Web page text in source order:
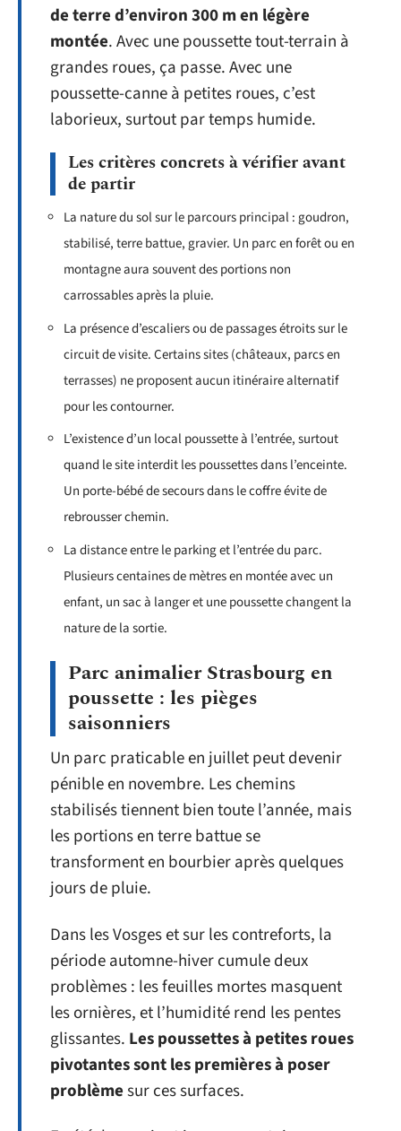
de terre d’environ 300 m en légère
montée. Avec une poussette tout-terrain à
grandes roues, ça passe. Avec une
poussette-canne à petites roues, c’est
laborieux, surtout par temps humide.
Les critères concrets à vérifier avant
de partir
La nature du sol sur le parcours principal : goudron,
stabilisé, terre battue, gravier. Un parc en forêt ou en
montagne aura souvent des portions non
carrossables après la pluie.
La présence d’escaliers ou de passages étroits sur le
circuit de visite. Certains sites (châteaux, parcs en
terrasses) ne proposent aucun itinéraire alternatif
pour les contourner.
L’existence d’un local poussette à l’entrée, surtout
quand le site interdit les poussettes dans l’enceinte.
Un porte-bébé de secours dans le coffre évite de
rebrousser chemin.
La distance entre le parking et l’entrée du parc.
Plusieurs centaines de mètres en montée avec un
enfant, un sac à langer et une poussette changent la
nature de la sortie.
Parc animalier Strasbourg en
poussette : les pièges
saisonniers
Un parc praticable en juillet peut devenir
pénible en novembre. Les chemins
stabilisés tiennent bien toute l’année, mais
les portions en terre battue se
transforment en bourbier après quelques
jours de pluie.
Dans les Vosges et sur les contreforts, la
période automne-hiver cumule deux
problèmes : les feuilles mortes masquent
les ornières, et l’humidité rend les pentes
glissantes. Les poussettes à petites roues
pivotantes sont les premières à poser
problèmesur ces surfaces.